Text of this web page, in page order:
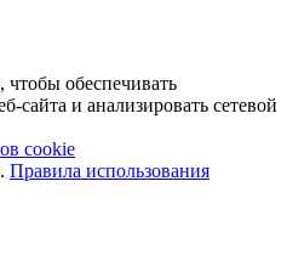
обеспечивать
сайта и анализировать сетевой
cookie
Правила использования